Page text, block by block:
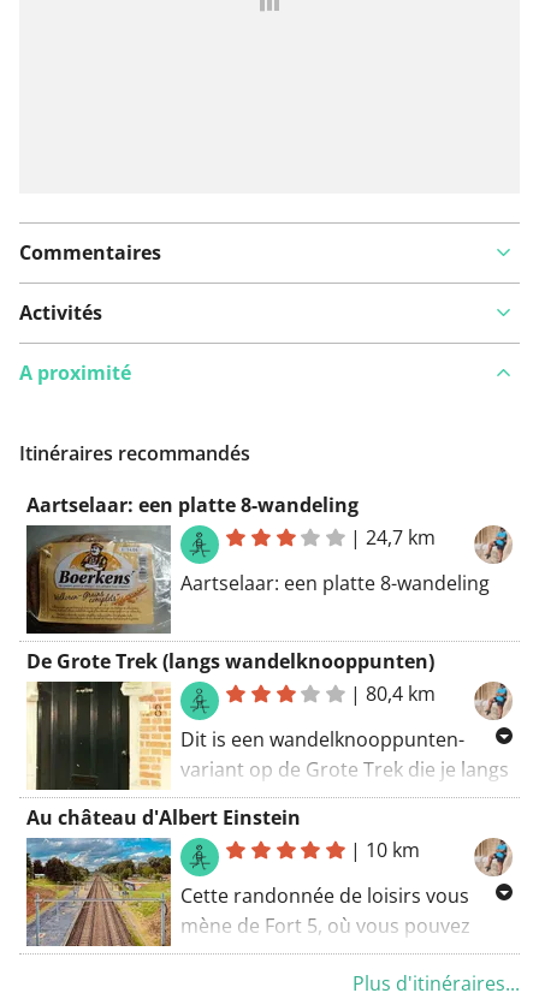
Commentaires
Activités
A proximité
Itinéraires recommandés
Aartselaar: een platte 8-wandeling
|24,7 km
Aartselaar: een platte 8-wandeling
De Grote Trek (langs wandelknooppunten)
|80,4 km
Dit is een wandelknooppunten-
variant op de Grote Trek die je langs
een mooier en rustiger traject
stuurt. Het traject is wel een 23 km
langer dan het officiële traject!
De Grote Trek is één van de
bekendste bedevaarttochten in
Au château d'Albert Einstein
| 10 km
Cette randonnée de loisirs vous
mène de Fort 5, où vous pouvez
garer votre voiture, au château de
Cantecroy, qui a un lien avec Albert
Plus d'itinéraires...